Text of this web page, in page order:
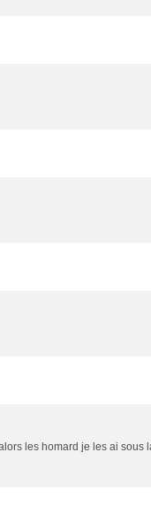
les homard je les ai sous